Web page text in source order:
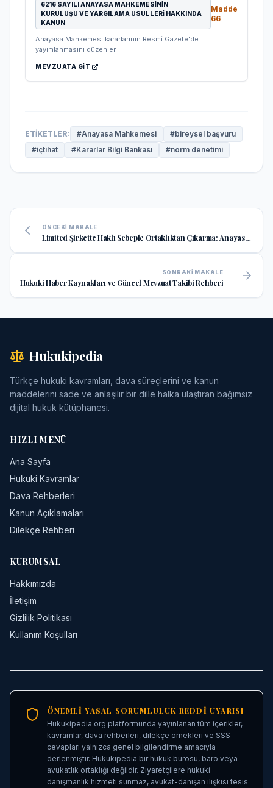
6216 SAYILI ANAYASA MAHKEMESININ
KURULUŞU VE YARGILAMA USULLERI HAKKINDA
KANUN
Madde
66
Anayasa Mahkemesi kararlarının Resmî Gazete'de
yayımlanmasını düzenler.
MEVZUATA GIT
ETIKETLER: #Anayasa Mahkemesi #bireysel başvuru
#içtihat #Kararlar Bilgi Bankası #norm denetimi
ÖNCEKI MAKALE
Limited Şirkette Haklı Sebeple Ortaklıktan Çıkarma: Anayasa
SONRAKI MAKALE
Hukuki Haber Kaynakları ve Güncel Mevzuat Takibi Rehberi
Hukukipedia
Türkçe hukuki kavramları, dava süreçlerini ve kanun
maddelerini sade ve anlaşılır bir dille halka ulaştıran bağımsız
dijital hukuk kütüphanesi.
HIZLI MENÜ
Ana Sayfa
Hukuki Kavramlar
Dava Rehberleri
Kanun Açıklamaları
Dilekçe Rehberi
KURUMSAL
Hakkımızda
İletişim
Gizlilik Politikası
Kullanım Koşulları
ÖNEMLI YASAL SORUMLULUK REDDI UYARISI
Hukukipedia.org platformunda yayınlanan tüm içerikler,
kavramlar, dava rehberleri, dilekçe örnekleri ve SSS
cevapları yalnızca genel bilgilendirme amacıyla
derlenmiştir. Hukukipedia bir hukuk bürosu, baro veya
avukatlık ortaklığı değildir. Ziyaretçilere hukuki
danışmanlık hizmeti sunmaz, avukat-danışan ilişkisi tesis